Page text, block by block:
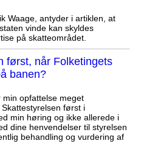
Waage, antyder i artiklen, at
vinde kan skyldes
på skatteområdet.
først, når Folketingets
banen?
min opfattelse meget
først i
min høring og ikke allerede i
dine henvendelser til styrelsen
behandling og vurdering af